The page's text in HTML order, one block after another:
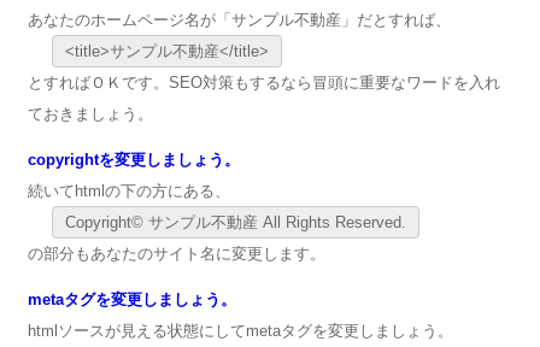
あなたのホームページ名が「サンプル不動産」だとすれば、
<title>サンプル不動産</title>
とすればＯＫです。SEO対策もするなら冒頭に重要なワードを入れ
ておきましょう。
copyrightを変更しましょう。
続いてhtmlの下の方にある、
Copyright© サンプル不動産 All Rights Reserved.
の部分もあなたのサイト名に変更します。
metaタグを変更しましょう。
htmlソースが見える状態にしてmetaタグを変更しましょう。